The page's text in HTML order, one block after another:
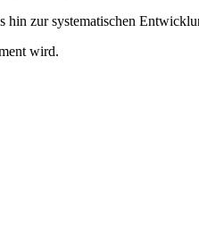
zur systematischen
wird.